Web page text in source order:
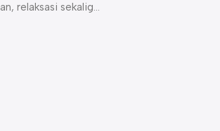
relaksasi sekalig...